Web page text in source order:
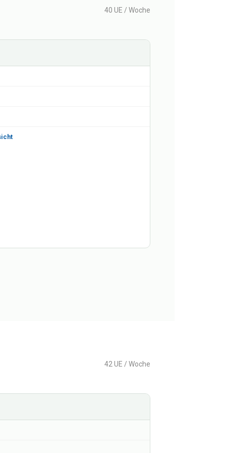
40 UE / Woche
42 UE / Woche